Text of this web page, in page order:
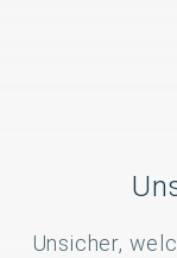
Unsicher,